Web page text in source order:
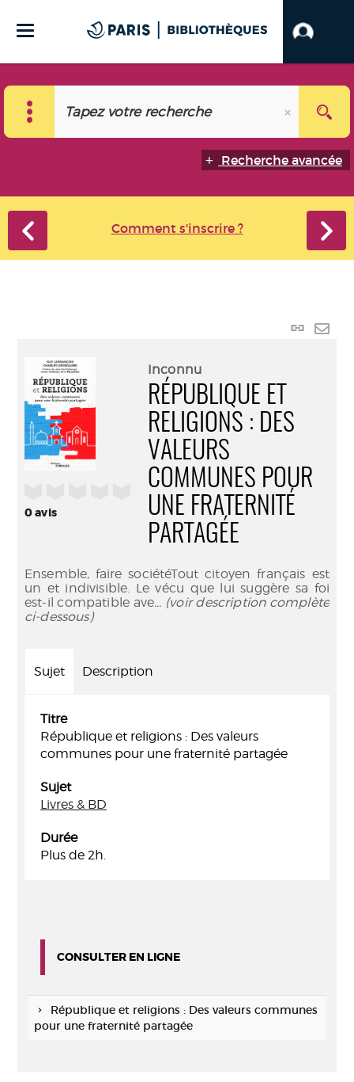
Recherche avancée
Comment s'inscrire ?
Lien
0avis
Inconnu
RÉPUBLIQUE ET
RELIGIONS : DES
VALEURS
COMMUNES POUR
UNE FRATERNITÉ
PARTAGÉE
Ensemble, faire sociétéTout citoyen français est
un et indivisible. Le vécu que lui suggère sa foi
est-il compatible ave... (voir description complète
ci-dessous)
Sujet Description
Titre
République et religions : Des valeurs
communes pour une fraternité partagée
Sujet
Livres & BD
Durée
Plus de 2h.
CONSULTER EN LIGNE
République et religions : Des valeurs communes
pour une fraternité partagée